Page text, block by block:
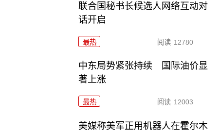
联合国秘书长候选人网络互动对
话开启
最热 阅读 12780
中东局势紧张持续 国际油价显
著上涨
最热 阅读 12003
美媒称美军正用机器人在霍尔木